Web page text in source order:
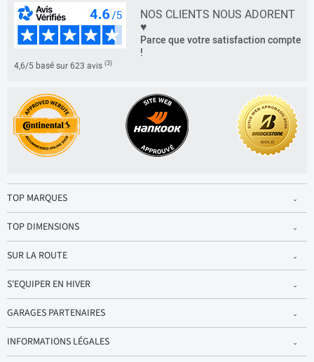
NOS CLIENTS NOUS ADORENT
♥
Parce que votre satisfaction compte
!
4,6/5 basé sur 623 avis (3)
TOP MARQUES
TOP DIMENSIONS
SUR LA ROUTE
S'EQUIPER EN HIVER
GARAGES PARTENAIRES
INFORMATIONS LÉGALES